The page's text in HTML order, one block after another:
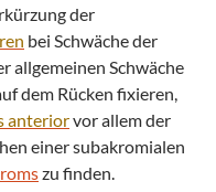
der
bei Schwäche der
allgemeinen Schwäche
dem Rücken fixieren,
anteriorvor allem der
einer subakromialen
zu finden.